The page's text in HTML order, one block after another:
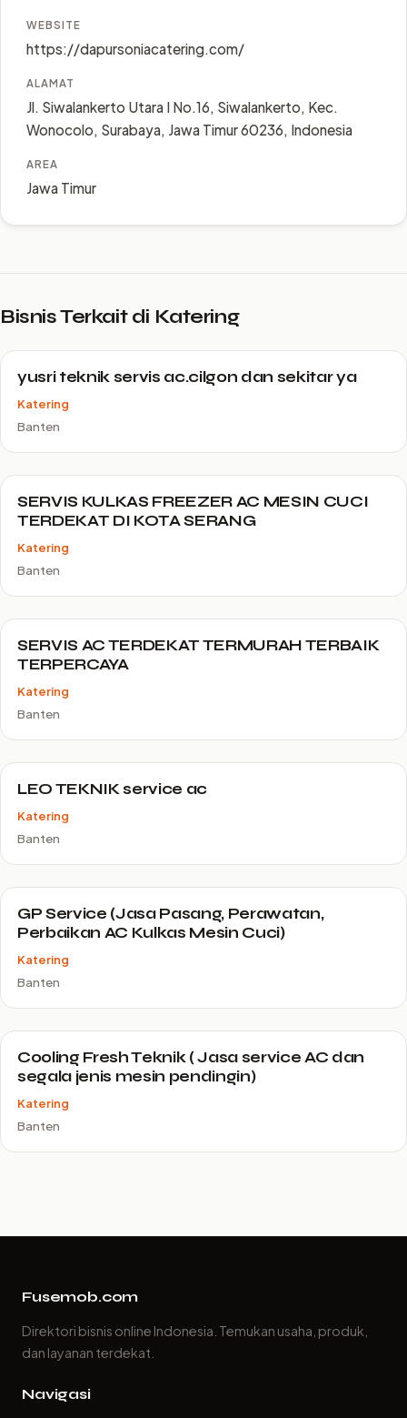
WEBSITE
https://dapursoniacatering.com/
ALAMAT
Jl. Siwalankerto Utara I No.16, Siwalankerto, Kec.
Wonocolo, Surabaya, Jawa Timur 60236, Indonesia
AREA
Jawa Timur
Bisnis Terkait di Katering
yusri teknik servis ac.cilgon dan sekitar ya
Katering
Banten
SERVIS KULKAS FREEZER AC MESIN CUCI
TERDEKAT DI KOTA SERANG
Katering
Banten
SERVIS AC TERDEKAT TERMURAH TERBAIK
TERPERCAYA
Katering
Banten
LEO TEKNIK service ac
Katering
Banten
GP Service (Jasa Pasang, Perawatan,
Perbaikan AC Kulkas Mesin Cuci)
Katering
Banten
Cooling Fresh Teknik ( Jasa service AC dan
segala jenis mesin pendingin)
Katering
Banten
Fusemob.com
Direktori bisnis online Indonesia. Temukan usaha, produk,
dan layanan terdekat.
Navigasi